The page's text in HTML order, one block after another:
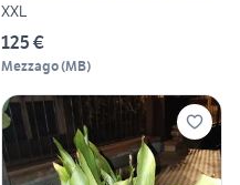
XXL
125 €
Mezzago(MB)